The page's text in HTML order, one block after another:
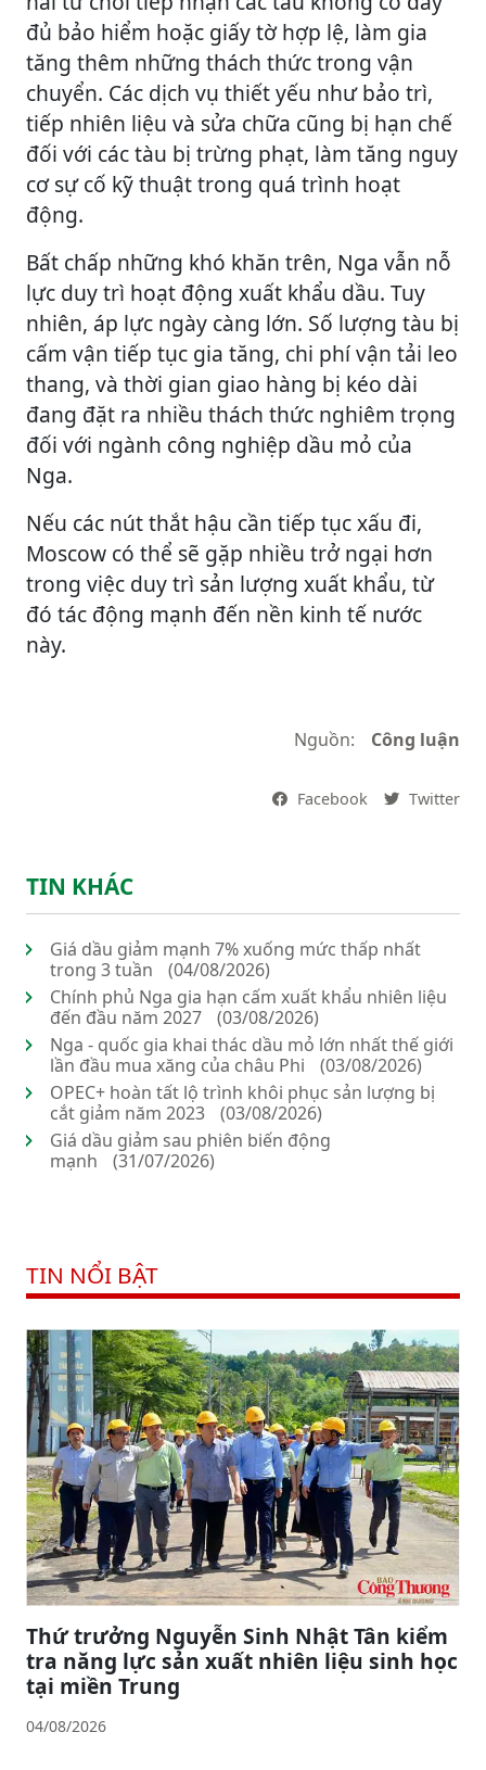
đủ bảo hiểm hoặc giấy tờ hợp lệ, làm gia
tăng thêm những thách thức trong vận
chuyển. Các dịch vụ thiết yếu như bảo trì,
tiếp nhiên liệu và sửa chữa cũng bị hạn chế
đối với các tàu bị trừng phạt, làm tăng nguy
cơ sự cố kỹ thuật trong quá trình hoạt
động.
Bất chấp những khó khăn trên, Nga vẫn nỗ
lực duy trì hoạt động xuất khẩu dầu. Tuy
nhiên, áp lực ngày càng lớn. Số lượng tàu bị
cấm vận tiếp tục gia tăng, chi phí vận tải leo
thang, và thời gian giao hàng bị kéo dài
đang đặt ra nhiều thách thức nghiêm trọng
đối với ngành công nghiệp dầu mỏ của
Nga.
Nếu các nút thắt hậu cần tiếp tục xấu đi,
Moscow có thể sẽ gặp nhiều trở ngại hơn
trong việc duy trì sản lượng xuất khẩu, từ
đó tác động mạnh đến nền kinh tế nước
này.
Nguồn: Công luận
Facebook Twitter
TIN KHÁC
Giá dầu giảm mạnh 7% xuống mức thấp nhất
trong 3 tuần
(04/08/2026)
Chính phủ Nga gia hạn cấm xuất khẩu nhiên liệu
đến đầu năm 2027
(03/08/2026)
Nga - quốc gia khai thác dầu mỏ lớn nhất thế giới
lần đầu mua xăng của châu Phi
(03/08/2026)
OPEC+ hoàn tất lộ trình khôi phục sản lượng bị
cắt giảm năm 2023
(03/08/2026)
Giá dầu giảm sau phiên biến động
mạnh
(31/07/2026)
TIN NỔI BẬT
Thứ trưởng Nguyễn Sinh Nhật Tân kiểm
tra năng lực sản xuất nhiên liệu sinh học
tại miền Trung
04/08/2026